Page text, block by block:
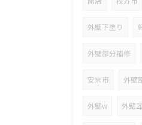
外壁下塗り
外壁部分補修
安来市 外壁
外壁w 外壁2